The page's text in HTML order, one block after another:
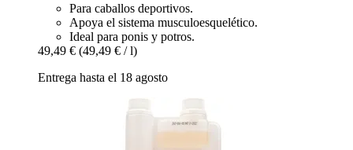
Para caballos deportivos.
Apoya el sistema musculoesquelético.
Ideal para ponis y potros.
49,49 € (49,49 € / l)
Entrega hasta el 18 agosto